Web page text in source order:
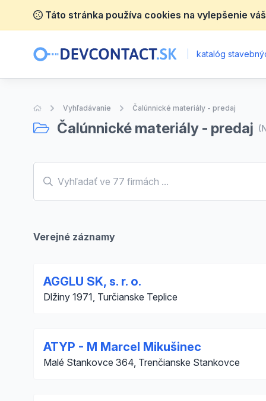
Táto stránka používa cookies na vylepšenie
katalóg
Úvodná stránka
Vyhľadávanie Čalúnnické materiály - predaj
Čalúnnické materiály - predaj
Verejné záznamy
AGGLU SK, s. r. o.
Dlžiny 1971, Turčianske Teplice
ATYP - M Marcel Mikušinec
Malé Stankovce 364, Trenčianske Stankovce